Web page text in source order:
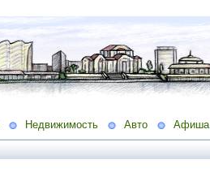
Недвижимость Авто Афиша